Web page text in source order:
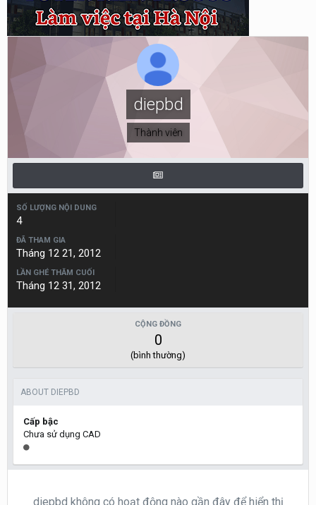
diepbd
Thành viên
SỐ LƯỢNG NỘI DUNG
4
ĐÃ THAM GIA
Tháng 12 21, 2012
LẦN GHÉ THĂM CUỐI
Tháng 12 31, 2012
CỘNG ĐỒNG
0
(bình thường)
ABOUT DIEPBD
Cấp bậc
Chưa sử dụng CAD
diepbd không có hoạt động nào gần đây để hiển thị